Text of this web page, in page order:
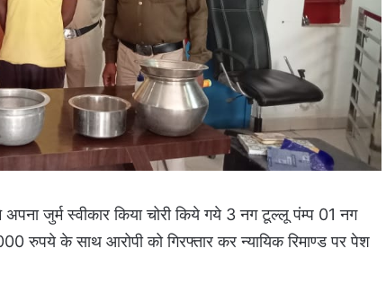
जुर्म स्वीकार किया चोरी किये गये 3 नग टूल्लू पंम्प 01 नग
रुपये के साथ आरोपी को गिरफ्तार कर न्यायिक रिमाण्ड पर पेश